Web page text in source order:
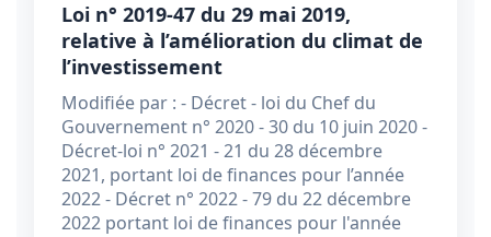
Loi n° 2019-47 du 29 mai 2019,
relative à l’amélioration du climat de
l’investissement
Modifiée par : - Décret - loi du Chef du
Gouvernement n° 2020 - 30 du 10 juin 2020 -
Décret-loi n° 2021 - 21 du 28 décembre
2021, portant loi de finances pour l’année
2022 - Décret n° 2022 - 79 du 22 décembre
2022 portant loi de finances pour l'année